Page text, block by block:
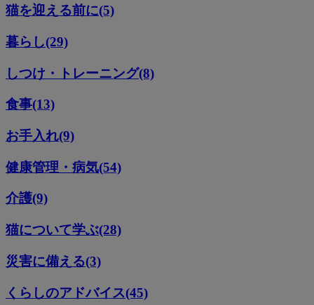
猫を迎える前に(5)
暮らし(29)
しつけ・トレーニング(8)
食事(13)
お手入れ(9)
健康管理・病気(54)
介護(9)
猫について学ぶ(28)
災害に備える(3)
くらしのアドバイス(45)